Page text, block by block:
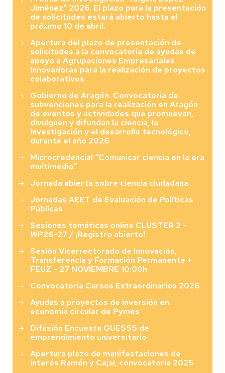
Jiménez" 2026. El plazo para la presentación
de solicitudes estará abierto hasta el
próximo 10 de abril.
Apertura del plazo de presentación de
solicitudes a la convocatoria de ayudas de
apoyo a Agrupaciones Empresariales
Innovadoras para la realización de proyectos
colaborativos
Gobierno de Aragón. Convocatoria de
subvenciones para la realización en Aragón
de eventos y actividades que promuevan,
divulguen y difundan la ciencia, la
investigación y el desarrollo tecnológico,
durante el año 2026
Microcredencial “Comunicar ciencia en la era
multimedia”
Jornada abierta sobre ciencia ciudadana
Jornadas AEET de Evaluación de Políticas
Públicas
Sesiones temáticas online CLUSTER 2 -
WP26-27 / ¡Registro abierto!
Sesión Vicerrectorado de Innovación,
Transferencia y Formación Permanente +
FEUZ - 27 NOVIEMBRE 10:00h
Convocatoria Cursos Extraordinarios 2026
Ayudas a proyectos de inversión en
economía circular de Pymes
Difusión Encuesta GUESSS de
emprendimiento universitario
Apertura plazo de manifestaciones de
interés Ramón y Cajal, convocatoria 2025